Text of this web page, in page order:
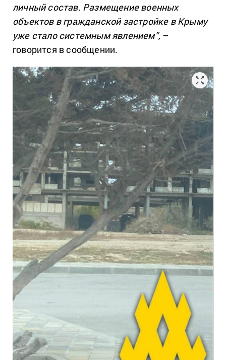
личный состав. Размещение военных
объектов в гражданской застройке в Крыму
уже стало системным явлением”, –
говорится в сообщении.